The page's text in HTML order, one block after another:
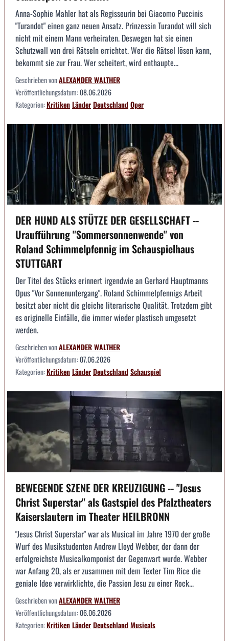
Anna-Sophie Mahler hat als Regisseurin bei Giacomo Puccinis
"Turandot" einen ganz neuen Ansatz. Prinzessin Turandot will sich
nicht mit einem Mann verheiraten. Deswegen hat sie einen
Schutzwall von drei Rätseln errichtet. Wer die Rätsel lösen kann,
bekommt sie zur Frau. Wer scheitert, wird enthaupte...
Geschrieben vonALEXANDER WALTHER
Veröffentlichungsdatum:08.06.2026
Kategorien:KritikenLänderDeutschlandOper
DER HUND ALS STÜTZE DER GESELLSCHAFT --
Uraufführung "Sommersonnenwende" von
Roland Schimmelpfennig im Schauspielhaus
STUTTGART
Der Titel des Stücks erinnert irgendwie an Gerhard Hauptmanns
Opus "Vor Sonnenuntergang". Roland Schimmelpfennigs Arbeit
besitzt aber nicht die gleiche literarische Qualität. Trotzdem gibt
es originelle Einfälle, die immer wieder plastisch umgesetzt
werden.
Geschrieben vonALEXANDER WALTHER
Veröffentlichungsdatum:07.06.2026
Kategorien:KritikenLänderDeutschlandSchauspiel
BEWEGENDE SZENE DER KREUZIGUNG -- "Jesus
Christ Superstar" als Gastspiel des Pfalztheaters
Kaiserslautern im Theater HEILBRONN
"Jesus Christ Superstar" war als Musical im Jahre 1970 der große
Wurf des Musikstudenten Andrew Lloyd Webber, der dann der
erfolgreichste Musicalkomponist der Gegenwart wurde. Webber
war Anfang 20, als er zusammen mit dem Texter Tim Rice die
geniale Idee verwirklichte, die Passion Jesu zu einer Rock...
Geschrieben vonALEXANDER WALTHER
Veröffentlichungsdatum:06.06.2026
Kategorien:KritikenLänderDeutschlandMusicals